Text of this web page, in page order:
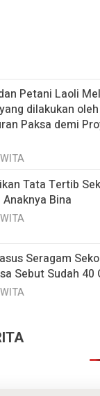
Petani Laoli
dilakukan
Paksa demi
Tata Tertib
Bina
Seragam
Sebut Sudah 40